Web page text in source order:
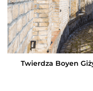
Twierdza Boyen